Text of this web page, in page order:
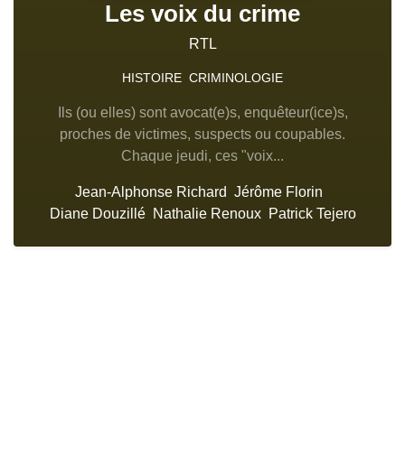
Les voix du crime
RTL
HISTOIRE CRIMINOLOGIE
Ils (ou elles) sont avocat(e)s, enquêteur(ice)s,
proches de victimes, suspects ou coupables.
Chaque jeudi, ces "voix...
Jean-Alphonse Richard Jérôme Florin
Diane Douzillé
Nathalie Renoux Patrick Tejero